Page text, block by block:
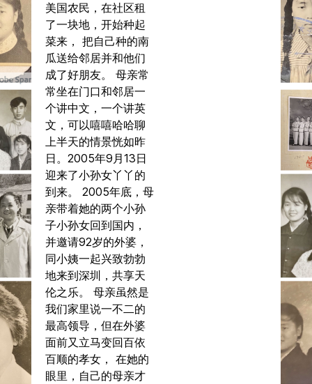
美国农民，在社区租
了一块地，开始种起
菜来， 把自己种的南
瓜送给邻居并和他们
成了好朋友。 母亲常
常坐在门口和邻居一
个讲中文，一个讲英
文，可以嘻嘻哈哈聊
上半天的情景恍如昨
日。2005年9月13日
迎来了小孙女丫丫的
到来。 2005年底，母
亲带着她的两个小孙
子小孙女回到国内，
并邀请92岁的外婆，
同小姨一起兴致勃勃
地来到深圳，共享天
伦之乐。 母亲虽然是
我们家里说一不二的
最高领导，但在外婆
面前又立马变回百依
百顺的孝女， 在她的
眼里，自己的母亲才